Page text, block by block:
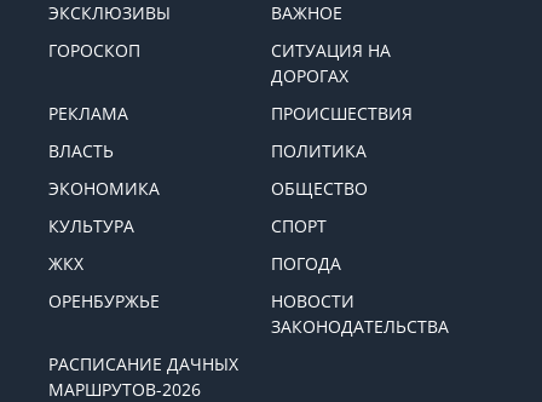
ЭКСКЛЮЗИВЫ
ВАЖНОЕ
ГОРОСКОП
СИТУАЦИЯ НА
ДОРОГАХ
РЕКЛАМА
ПРОИСШЕСТВИЯ
ВЛАСТЬ
ПОЛИТИКА
ЭКОНОМИКА
ОБЩЕСТВО
КУЛЬТУРА
СПОРТ
ЖКХ
ПОГОДА
ОРЕНБУРЖЬЕ
НОВОСТИ
ЗАКОНОДАТЕЛЬСТВА
РАСПИСАНИЕ ДАЧНЫХ
МАРШРУТОВ-2026